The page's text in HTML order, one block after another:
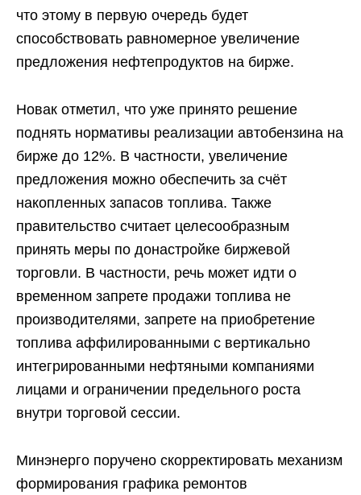
что этому в первую очередь будет
способствовать равномерное увеличение
предложения нефтепродуктов на бирже.
Новак отметил, что уже принято решение
поднять нормативы реализации автобензина на
бирже до 12%. В частности, увеличение
предложения можно обеспечить за счёт
накопленных запасов топлива. Также
правительство считает целесообразным
принять меры по донастройке биржевой
торговли. В частности, речь может идти о
временном запрете продажи топлива не
производителями, запрете на приобретение
топлива аффилированными с вертикально
интегрированными нефтяными компаниями
лицами и ограничении предельного роста
внутри торговой сессии.
Минэнерго поручено скорректировать механизм
формирования графика ремонтов